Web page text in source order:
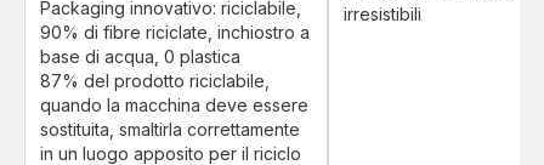
Packaging innovativo: riciclabile,
90% di fibre riciclate, inchiostro a
base di acqua, 0 plastica
87% del prodotto riciclabile,
quando la macchina deve essere
sostituita, smaltirla correttamente
in un luogo apposito per il riciclo
irresistibili